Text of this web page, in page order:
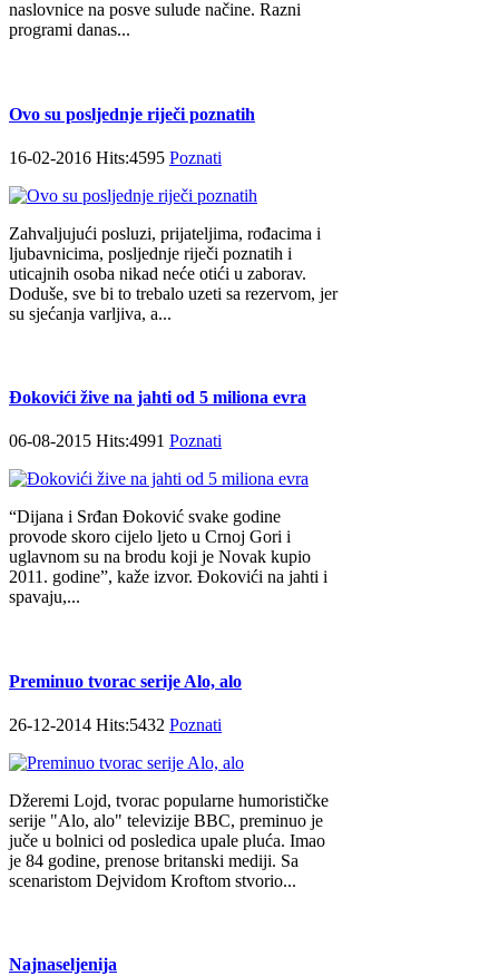
naslovnice na posve sulude načine. Razni
programi danas...
Ovo su posljednje riječi poznatih
16-02-2016 Hits:4595 Poznati
Zahvaljujući posluzi, prijateljima, rođacima i
ljubavnicima, posljednje riječi poznatih i
uticajnih osoba nikad neće otići u zaborav.
Doduše, sve bi to trebalo uzeti sa rezervom, jer
su sjećanja varljiva, a...
Đokovići žive na jahti od 5 miliona evra
06-08-2015 Hits:4991 Poznati
“Dijana i Srđan Đoković svake godine
provode skoro cijelo ljeto u Crnoj Gori i
uglavnom su na brodu koji je Novak kupio
2011. godine”, kaže izvor. Đokovići na jahti i
spavaju,...
Preminuo tvorac serije Alo, alo
26-12-2014 Hits:5432 Poznati
Džeremi Lojd, tvorac popularne humorističke
serije "Alo, alo" televizije BBC, preminuo je
juče u bolnici od posledica upale pluća. Imao
je 84 godine, prenose britanski mediji. Sa
scenaristom Dejvidom Kroftom stvorio...
Najnaseljenija